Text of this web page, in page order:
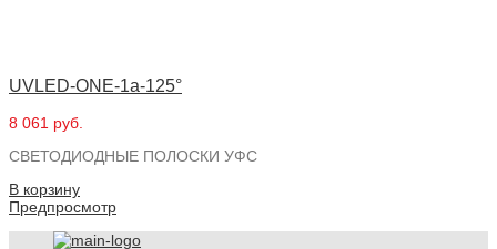
UVLED-ONE-1a-125°
8 061 руб.
СВЕТОДИОДНЫЕ ПОЛОСКИ УФС
В корзину
Предпросмотр